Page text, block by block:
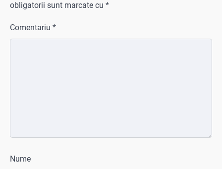
obligatorii sunt marcate cu *
Comentariu *
Nume